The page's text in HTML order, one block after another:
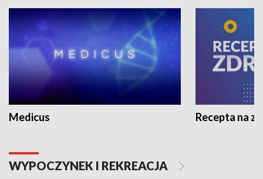
Medicus Recepta na
WYPOCZYNEK I REKREACJA